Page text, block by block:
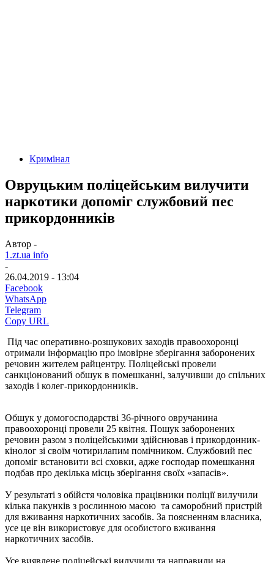
Кримінал
Овруцьким поліцейським вилучити
наркотики допоміг службовий пес
прикордонників
Автор -
1.zt.ua info
-
26.04.2019 - 13:04
Facebook
WhatsApp
Telegram
Copy URL
Під час оперативно-розшукових заходів правоохоронці
отримали інформацію про імовірне зберігання заборонених
речовин жителем райцентру. Поліцейські провели
санкціонований обшук в помешканні, залучивши до спільних
заходів і колег-прикордонників.
Обшук у домогосподарстві 36-річного овручанина
правоохоронці провели 25 квітня. Пошук заборонених
речовин разом з поліцейськими здійснював і прикордонник-
кінолог зі своїм чотирилапим помічником. Службовий пес
допоміг встановити всі сховки, адже господар помешкання
подбав про декілька місць зберігання своїх «запасів».
У результаті з обійстя чоловіка працівники поліції вилучили
кілька пакунків з рослинною масою та саморобний пристрій
для вживання наркотичних засобів. За поясненням власника,
усе це він використовує для особистого вживання
наркотичних засобів.
Усе виявлене поліцейські вилучили та направили на